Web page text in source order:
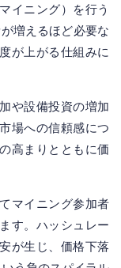
イニング）を行う
増えるほど必要な
が上がる仕組みに
や設備投資の増加
場への信頼感につ
高まりとともに価
マイニング参加者
す。ハッシュレー
が生じ、価格下落